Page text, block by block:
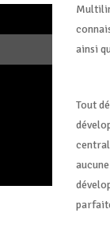
ainsi
Tout
central